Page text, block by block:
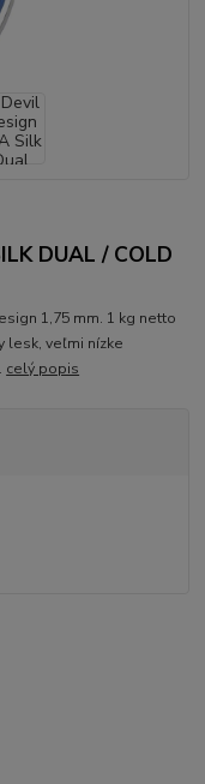
DUAL / COLD
1,75 mm. 1 kg netto
lesk, veľmi nízke
celý popis